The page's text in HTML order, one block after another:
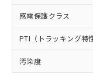
感電保護クラス
PTI（トラッキング特
汚染度
くださ
在庫
事前
示し
マイ
ビス
※2 対応
部品在庫
月が前後
「ｅ」：
準値以下で
「10」：
質が外部
当社
場合
該第
販売
法に
白